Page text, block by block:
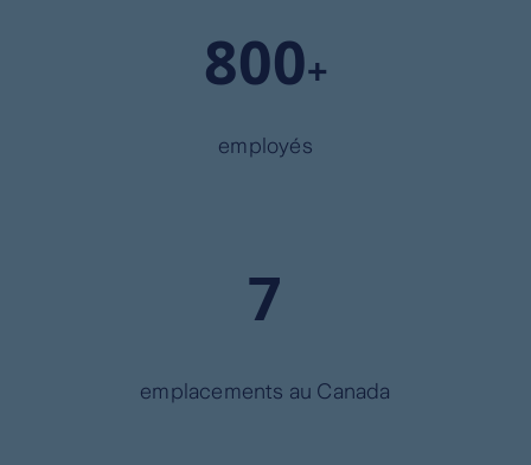
+
employés
emplacements au Canada